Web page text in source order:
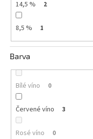
14,5 % 2
8,5 % 1
Barva
Bílé víno 0
Červené víno 3
Rosé víno 0